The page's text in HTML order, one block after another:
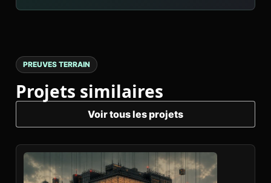
PREUVES TERRAIN
Projets similaires
Voir tous les projets